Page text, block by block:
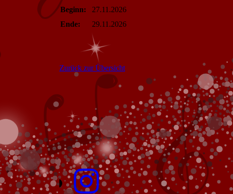
Beginn:
27.11.2026
Ende:
29.11.2026
Zurück zur Übersicht